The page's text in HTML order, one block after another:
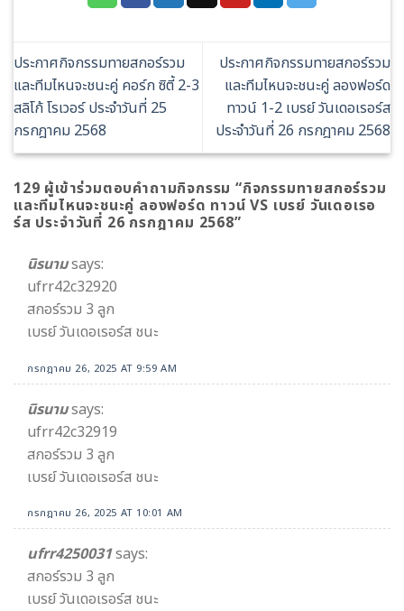
ประกาศกิจกรรมทายสกอร์รวม
และทีมไหนจะชนะคู่ คอร์ก ซิตี้ 2-3
สลิโก้ โรเวอร์ ประจำวันที่ 25
กรกฎาคม 2568
ประกาศกิจกรรมทายสกอร์รวม
และทีมไหนจะชนะคู่ ลองฟอร์ด
ทาวน์ 1-2 เบรย์ วันเดอเรอร์ส
ประจำวันที่ 26 กรกฎาคม 2568
129 ผู้เข้าร่วมตอบคำถามกิจกรรม “กิจกรรมทายสกอร์รวม
และทีมไหนจะชนะคู่ ลองฟอร์ด ทาวน์ VS เบรย์ วันเดอเรอ
ร์ส ประจำวันที่ 26 กรกฎาคม 2568”
นิรนามsays:
ufrr42c32920
สกอร์รวม 3 ลูก
เบรย์ วันเดอเรอร์ส ชนะ
กรกฎาคม 26, 2025 AT 9:59 AM
นิรนามsays:
ufrr42c32919
สกอร์รวม 3 ลูก
เบรย์ วันเดอเรอร์ส ชนะ
กรกฎาคม 26, 2025 AT 10:01 AM
ufrr4250031says:
สกอร์รวม 3 ลูก
เบรย์ วันเดอเรอร์ส ชนะ